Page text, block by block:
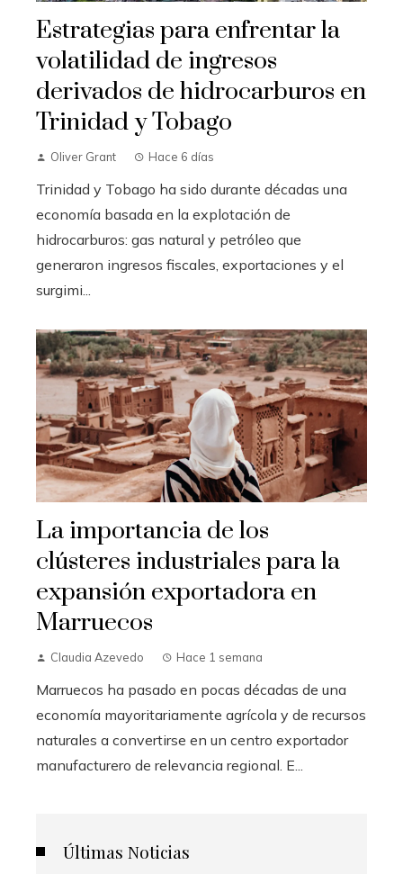
Estrategias para enfrentar la
volatilidad de ingresos
derivados de hidrocarburos en
Trinidad y Tobago
Oliver Grant Hace 6 días
Trinidad y Tobago ha sido durante décadas una
economía basada en la explotación de
hidrocarburos: gas natural y petróleo que
generaron ingresos fiscales, exportaciones y el
surgimi...
La importancia de los
clústeres industriales para la
expansión exportadora en
Marruecos
Claudia Azevedo Hace 1 semana
Marruecos ha pasado en pocas décadas de una
economía mayoritariamente agrícola y de recursos
naturales a convertirse en un centro exportador
manufacturero de relevancia regional. E...
Últimas Noticias